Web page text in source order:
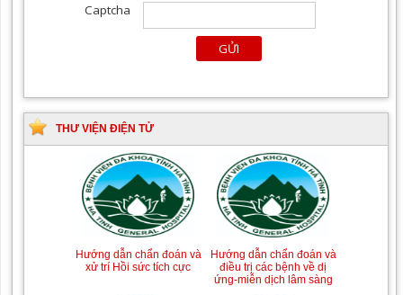
THƯ VIỆN ĐIỆN TỬ
Tài liệu Hướng dẫn
phòng ngừa nhiễm
Hướng dẫn chẩn đoán và
Hướng dẫn chẩn đoán và
điều trị một số bệnh
truyền nhiễm